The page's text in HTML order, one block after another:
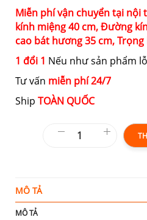
Miễn phí vận chuyển tại nội
kính miệng40 cm,Đường
cao bát hương35 cm,
1 đổi 1 Nếu như sản phẩm
Tư vấn miễn phí 24/7
Ship TOÀN QUỐC
MÔ TẢ
MÔ TẢ